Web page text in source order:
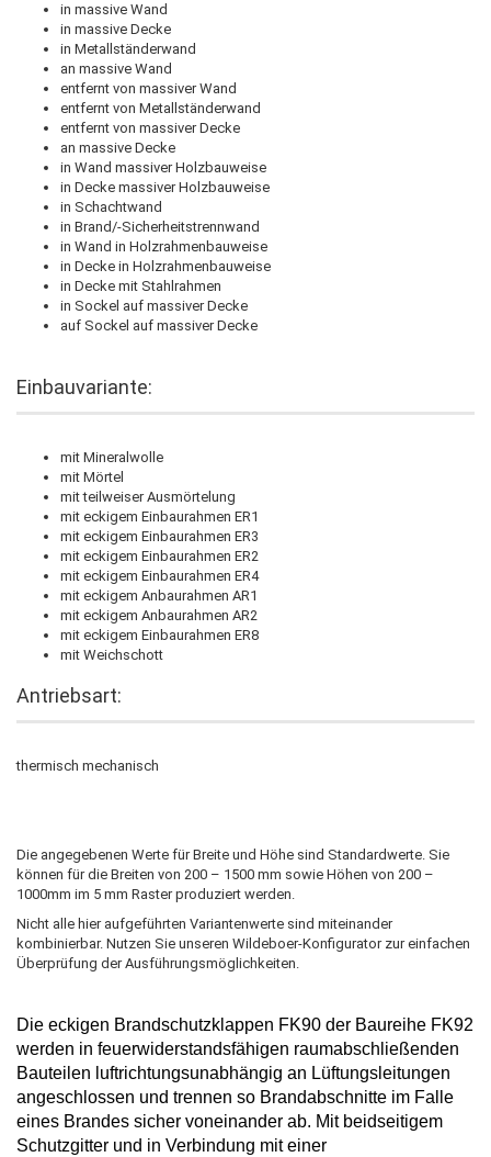
in massive Wand
in massive Decke
in Metallständerwand
an massive Wand
entfernt von massiver Wand
entfernt von Metallständerwand
entfernt von massiver Decke
an massive Decke
in Wand massiver Holzbauweise
in Decke massiver Holzbauweise
in Schachtwand
in Brand/-Sicherheitstrennwand
in Wand in Holzrahmenbauweise
in Decke in Holzrahmenbauweise
in Decke mit Stahlrahmen
in Sockel auf massiver Decke
auf Sockel auf massiver Decke
Einbauvariante:
mit Mineralwolle
mit Mörtel
mit teilweiser Ausmörtelung
mit eckigem Einbaurahmen ER1
mit eckigem Einbaurahmen ER3
mit eckigem Einbaurahmen ER2
mit eckigem Einbaurahmen ER4
mit eckigem Anbaurahmen AR1
mit eckigem Anbaurahmen AR2
mit eckigem Einbaurahmen ER8
mit Weichschott
Antriebsart:
thermisch mechanisch
Die angegebenen Werte für Breite und Höhe sind Standardwerte. Sie
können für die Breiten von 200 – 1500 mm sowie Höhen von 200 –
1000mm im 5 mm Raster produziert werden.
Nicht alle hier aufgeführten Variantenwerte sind miteinander
kombinierbar. Nutzen Sie unseren Wildeboer-Konfigurator zur einfachen
Überprüfung der Ausführungsmöglichkeiten.
Die eckigen Brandschutzklappen FK90 der Baureihe FK92
werden in feuerwiderstandsfähigen raumabschließenden
Bauteilen luftrichtungsunabhängig an Lüftungsleitungen
angeschlossen und trennen so Brandabschnitte im Falle
eines Brandes sicher voneinander ab. Mit beidseitigem
Schutzgitter und in Verbindung mit einer